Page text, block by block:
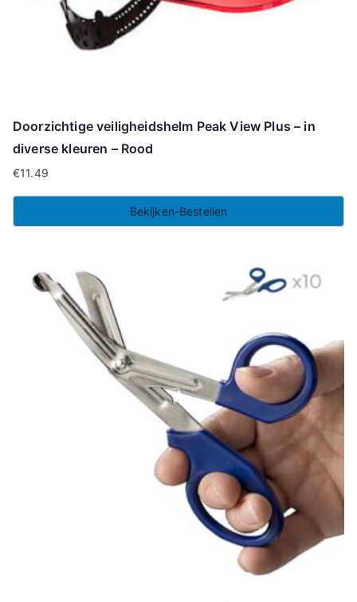
Doorzichtige veiligheidshelm Peak View Plus – in
diverse kleuren – Rood
€11.49
Bekijken-Bestellen